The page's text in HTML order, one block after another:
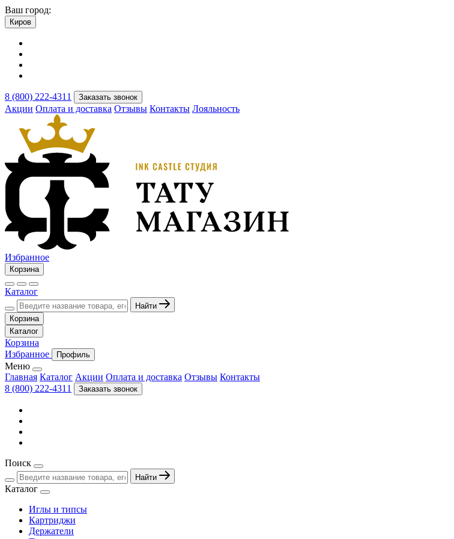
Ваш город:
Киров
8 (800) 222-4311 Заказать звонок
Акции Оплата и доставка Отзывы Контакты Лояльность
Избранное
Корзина
Каталог
Найти
Корзина
Каталог
Корзина
Избранное
Профиль
Меню
Главная Каталог Акции Оплата и доставка Отзывы Контакты
8 (800) 222-4311
Заказать звонок
Поиск
Найти
Каталог
Иглы и типсы
Картриджи
Держатели